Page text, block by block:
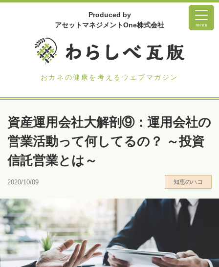
Produced by
アセットマネジメントOne株式会社
おカネの健康を考えるウェブマガジン
menu
資産運用会社大解剖⑨：運用会社の
営業活動って何してるの？ ～投資
信託営業とは～
2020/10/09 知恵のハコ